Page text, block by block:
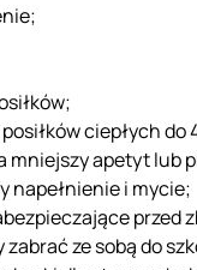
ciepłych do
mniejszy apetyt lub
napełnienie i mycie;
przed
ze sobą do